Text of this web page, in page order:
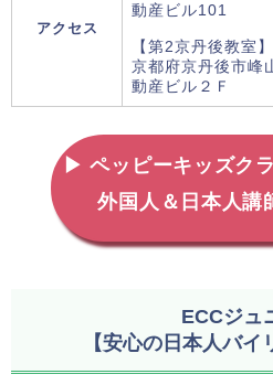
アクセス
動産ビル101
【第2京丹後教室】
京都府京丹後市
動産ビル２Ｆ
▶ ペッピーキッズク
外国人＆日本人講
ECCジュ
【安心の日本人バイ